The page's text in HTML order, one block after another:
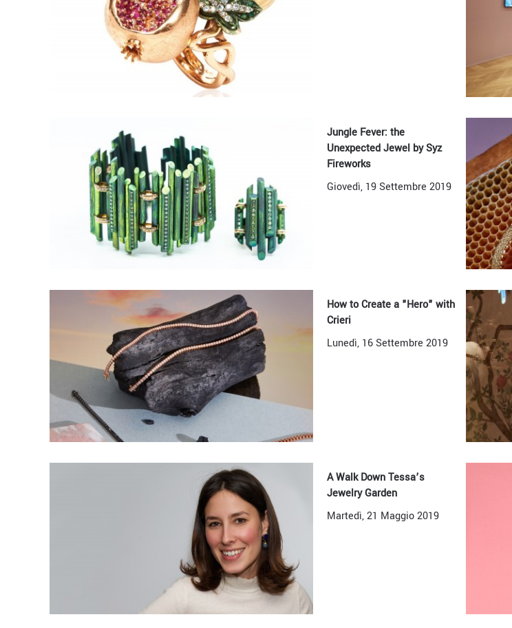
Jungle Fever: the
Unexpected Jewel by Syz
Fireworks
Giovedì, 19 Settembre 2019
How to Create a "Hero" with
Crieri
Lunedì, 16 Settembre 2019
A Walk Down Tessa’s
Jewelry Garden
Martedì, 21 Maggio 2019